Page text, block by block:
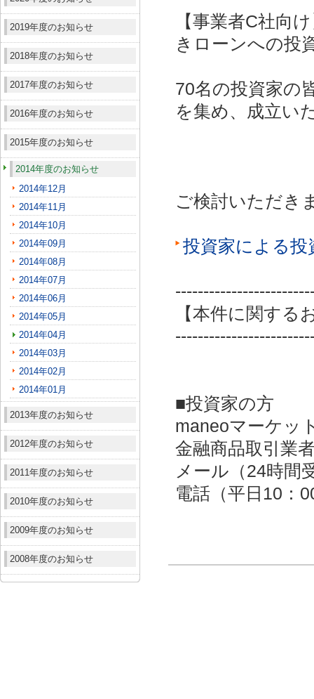
2019年度のお知らせ
2018年度のお知らせ
2017年度のお知らせ
2016年度のお知らせ
2015年度のお知らせ
2014年度のお知らせ
2014年12月
2014年11月
2014年10月
2014年09月
2014年08月
2014年07月
2014年06月
2014年05月
2014年04月
2014年03月
2014年02月
2014年01月
2013年度のお知らせ
2012年度のお知らせ
2011年度のお知らせ
2010年度のお知らせ
2009年度のお知らせ
2008年度のお知らせ
【事業者C社向
きローンへの投
70名の投資家の
を集め、成立い
ご検討いただき
投資家による
【本件に関する
■投資家の方
maneoマーケッ
金融商品取引業
メール（24時間
電話（平日10：